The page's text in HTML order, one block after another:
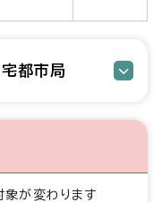
都市局
が変わります